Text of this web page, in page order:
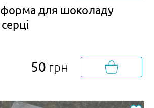
форма для шоколаду
50 грн